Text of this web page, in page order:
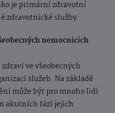
je primární zdravotní
zdravotnické služby.
nemocnicích
ve všeobecných
služeb. Na základě
může být pro mnoho lidí
akutních fází jejich